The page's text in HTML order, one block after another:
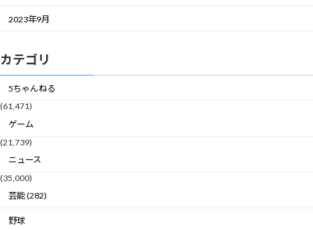
2023年9月
カテゴリ
5ちゃんねる
(61,471)
ゲーム
(21,739)
ニュース
(35,000)
芸能 (282)
野球